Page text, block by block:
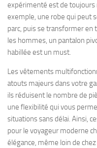
expérimenté est de toujours
exemple, une robe qui peut
parc, puis se transformer en
les hommes, un pantalon
habillée est un must.
Les vêtements
atouts majeurs dans votre
ils réduisent le nombre de
une flexibilité qui vous
situations sans délai. Ainsi,
pour le voyageur moderne
élégance, même loin de chez